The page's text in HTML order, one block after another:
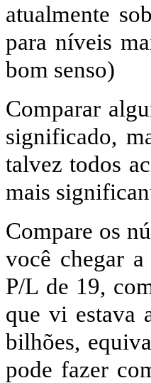
atualmente
para níveis
bom senso)
Comparar
significado,
talvez todos
mais
Compare os
você chegar
P/L de 19,
que vi estava
bilhões,
pode fazer